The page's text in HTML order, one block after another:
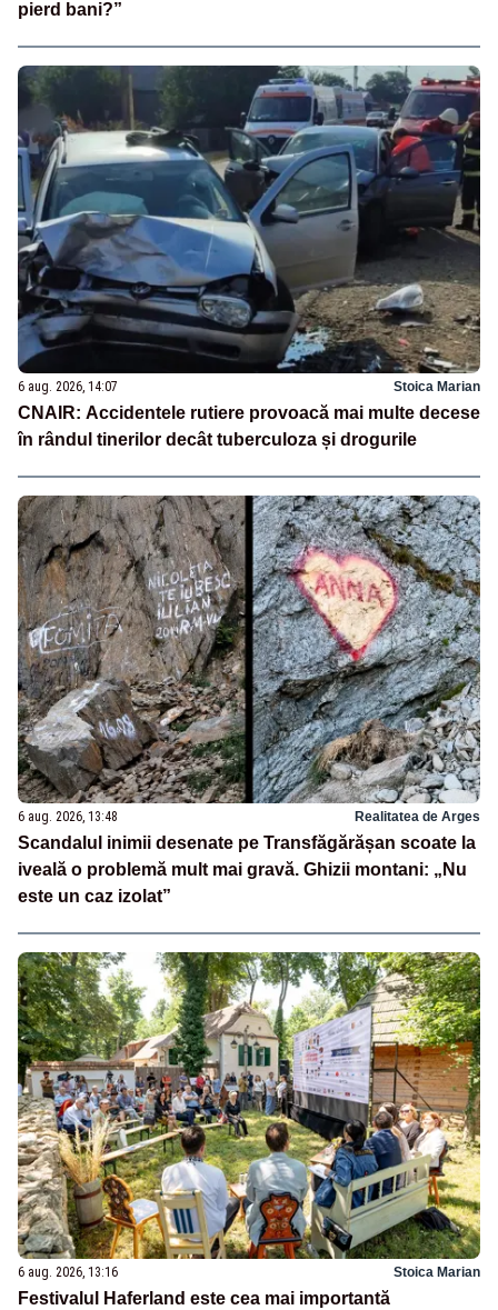
pierd bani?”
6 aug. 2026, 14:07 Stoica Marian
CNAIR: Accidentele rutiere provoacă mai multe decese
în rândul tinerilor decât tuberculoza și drogurile
6 aug. 2026, 13:48 Realitatea de Arges
Scandalul inimii desenate pe Transfăgărășan scoate la
iveală o problemă mult mai gravă. Ghizii montani: „Nu
este un caz izolat”
6 aug. 2026, 13:16 Stoica Marian
Festivalul Haferland este cea mai importantă